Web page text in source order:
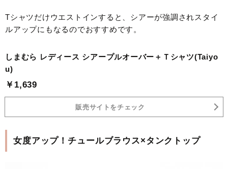
Tシャツだけウエストインすると、シアーが強調されスタイ
ルアップにもなるのでおすすめです。
しまむら レディース シアープルオーバー＋Ｔシャツ(Taiyo
u)
￥1,639
販売サイトをチェック
女度アップ！チュールブラウス×タンクトップ